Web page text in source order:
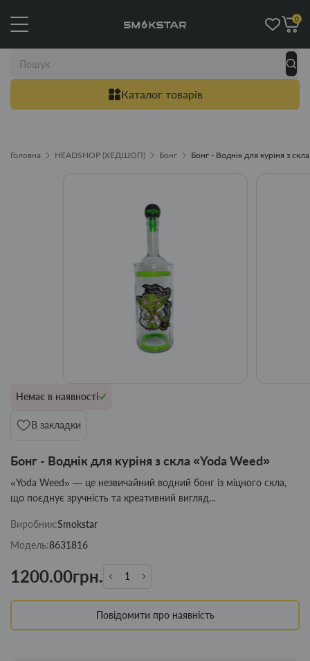
Каталог товарів
0
Головна HEADSHOP (ХЕДШОП) Бонг Бонг - Воднік для куріня з
Немає в наявності
В закладки
Бонг - Воднік для куріня з скла «Yoda Weed»
«Yoda Weed» — це незвичайний водний бонг із міцного скла,
що поєднує зручність та креативний вигляд...
Виробник:Smokstar
Модель:8631816
1200.00грн.
Повідомити про наявність